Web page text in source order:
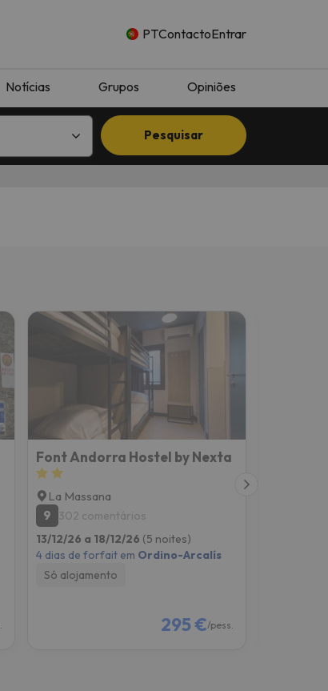
PTContactoEntrar
Notícias Grupos Opiniões
Pesquisar
Font Andorra Hostel by Nexta
La Massana
9
302 comentários
13/12/26 a 18/12/26 (5 noites)
4 dias de forfait em Ordino-Arcalís
Só alojamento
295 €/pess.